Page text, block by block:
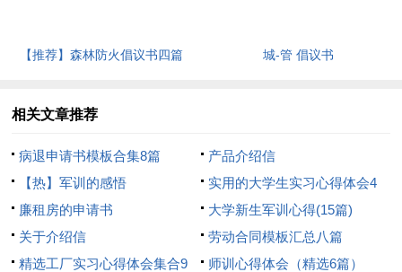
【推荐】森林防火倡议书四篇 城-管 倡议书
相关文章推荐
病退申请书模板合集8篇
产品介绍信
【热】军训的感悟
实用的大学生实习心得体会4
篇
廉租房的申请书
大学新生军训心得(15篇)
关于介绍信
劳动合同模板汇总八篇
精选工厂实习心得体会集合9
师训心得体会（精选6篇）